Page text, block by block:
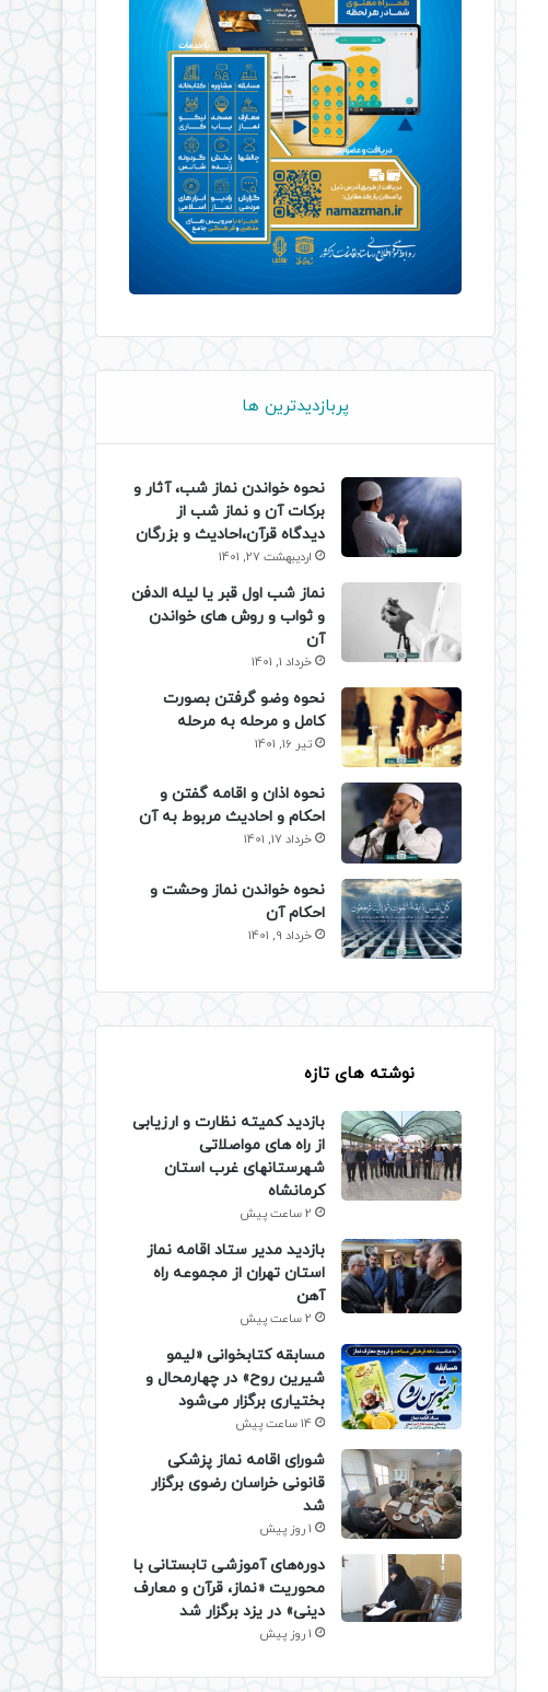
پربازدیدترین ها
نحوه خواندن نماز شب، آثار و
برکات آن و نماز شب از
دیدگاه قرآن،احادیث و بزرگان
اردیبهشت 27, 1401
نماز شب اول قبر یا لیله الدفن
و ثواب و روش های خواندن
آن
خرداد 1, 1401
نحوه وضو گرفتن بصورت
کامل و مرحله به مرحله
تیر 16, 1401
نحوه اذان و اقامه گفتن و
احکام و احادیث مربوط به آن
خرداد 17, 1401
نحوه خواندن نماز وحشت و
احکام آن
خرداد 9, 1401
نوشته های تازه
بازدید کمیته نظارت و ارزیابی
از راه های مواصلاتی
شهرستانهای غرب استان
کرمانشاه
2 ساعت پیش
بازدید مدیر ستاد اقامه نماز
استان تهران از مجموعه راه
آهن
2 ساعت پیش
مسابقه کتابخوانی «لیمو
شیرین روح» در چهارمحال و
بختیاری برگزار می‌شود
14 ساعت پیش
شورای اقامه نماز پزشکی
قانونی خراسان رضوی برگزار
شد
1 روز پیش
دوره‌های آموزشی تابستانی با
محوریت «نماز، قرآن و معارف
دینی» در یزد برگزار شد
1 روز پیش